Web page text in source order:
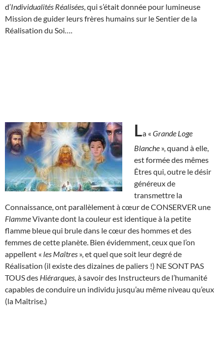
d’Individualités Réalisées , qui s’était donnée pour lumineuse
Mission de guider leurs frères humains sur le Sentier de la
Réalisation du Soi….
La « Grande Loge
Blanche », quand à elle,
est formée des mêmes
Êtres qui, outre le désir
généreux de
transmettre la
Connaissance, ont parallèlement à cœur de CONSERVER une
FlammeVivante dont la couleur est identique à la petite
flamme bleue qui brule dans le cœur des hommes et des
femmes de cette planète. Bien évidemment, ceux que l’on
appellent « les Maîtres », et quel que soit leur degré de
Réalisation (il existe des dizaines de paliers !) NE SONT PAS
TOUS des Hiérarques , à savoir des Instructeurs de l’humanité
capables de conduire un individu jusqu’au même niveau qu’eux
(la Maîtrise.)